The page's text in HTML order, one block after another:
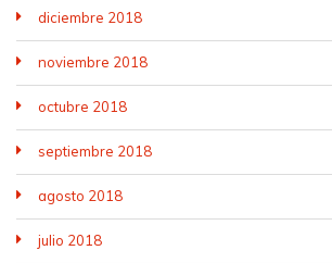
diciembre 2018
noviembre 2018
octubre 2018
septiembre 2018
agosto 2018
julio 2018